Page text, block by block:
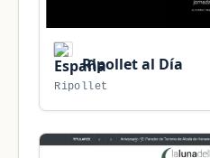
Ripollet al Día
Ripollet